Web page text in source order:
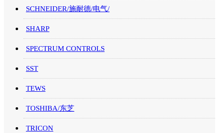
SCHNEIDER/施耐德/电气/
SHARP
SPECTRUM CONTROLS
SST
TEWS
TOSHIBA/东芝
TRICON